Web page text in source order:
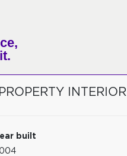
INTERIOR
built